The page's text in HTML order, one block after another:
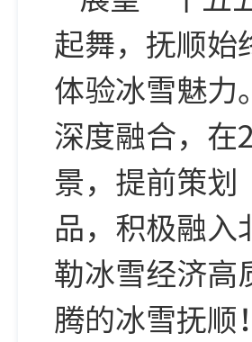
起舞，抚顺始
体验冰雪魅力
深度融合，
景，提前策
品，积极融
勒冰雪经济高
腾的冰雪抚顺！